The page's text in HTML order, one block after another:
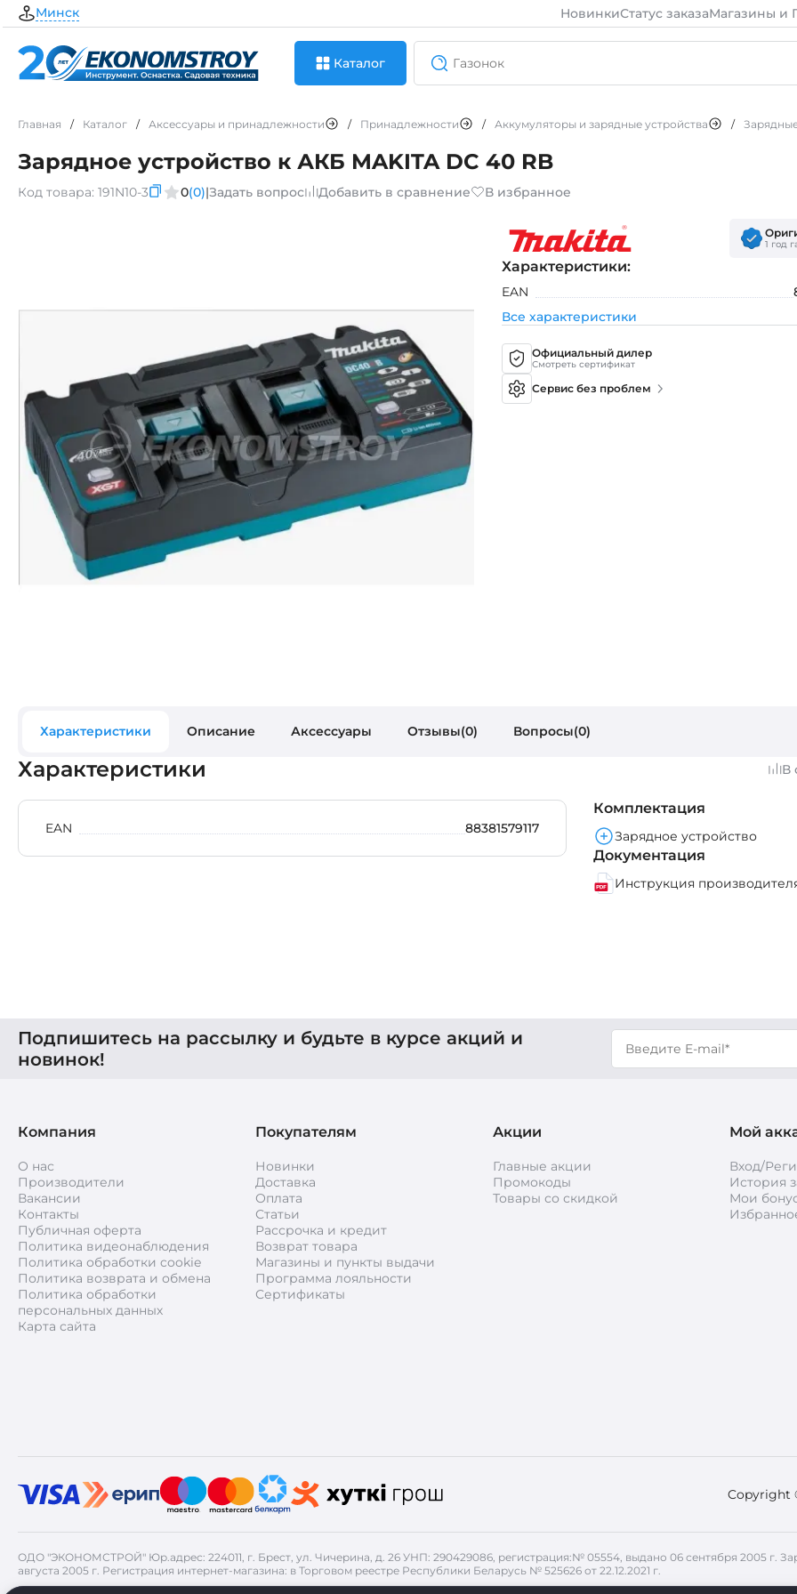
Минск НовинкиСтатус заказаМагазины и
Каталог
Главная / Каталог / Аксессуары и принадлежности / Принадлежности / Аккумуляторы и зарядные устройства /
Зарядное устройство к АКБ MAKITA DC 40 RB
Код товара: 191N10-3 0(0)|Задать вопрос Добавить в сравнение В избранное
1 год
Характеристики:
EAN
Все характеристики
Официальный дилер
Смотреть сертификат
Сервис без проблем
Характеристики Описание Аксессуары Отзывы(0) Вопросы(0)
Характеристики В
EAN 88381579117
Комплектация
Зарядное устройство
Документация
Инструкция производителя
Подпишитесь на рассылку и будьте в курсе акций и
новинок!
Компания
О нас
Производители
Вакансии
Контакты
Публичная оферта
Политика видеонаблюдения
Политика обработки cookie
Политика возврата и обмена
Политика обработки
персональных данных
Карта сайта
Покупателям
Новинки
Доставка
Оплата
Статьи
Рассрочка и кредит
Возврат товара
Магазины и пункты выдачи
Программа лояльности
Сертификаты
Акции
Главные акции
Промокоды
Товары со скидкой
Мой
Вход/
История
Мои
Copyright
ОДО "ЭКОНОМСТРОЙ" Юр.адрес: 224011, г. Брест, ул. Чичерина, д. 26 УНП: 290429086, регистрация:№ 05554, выдано 06 сентября 2005 г.
августа 2005 г. Регистрация интернет-магазина: в Торговом реестре Республики Беларусь № 525626 от 22.12.2021 г.